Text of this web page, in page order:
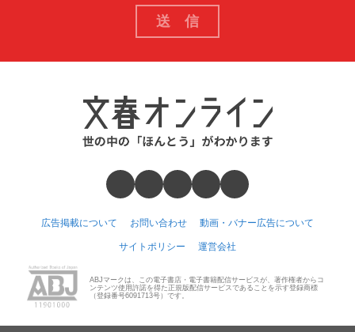
広告掲載について お問い合わせ 動画・バナー広告について
サイトポリシー 運営会社
ABJマークは、この電子書店・電子書籍配信サービスが、著作権者からコ
ンテンツ使用許諾を得た正規版配信サービスであることを示す登録商標
（登録番号6091713号）です。